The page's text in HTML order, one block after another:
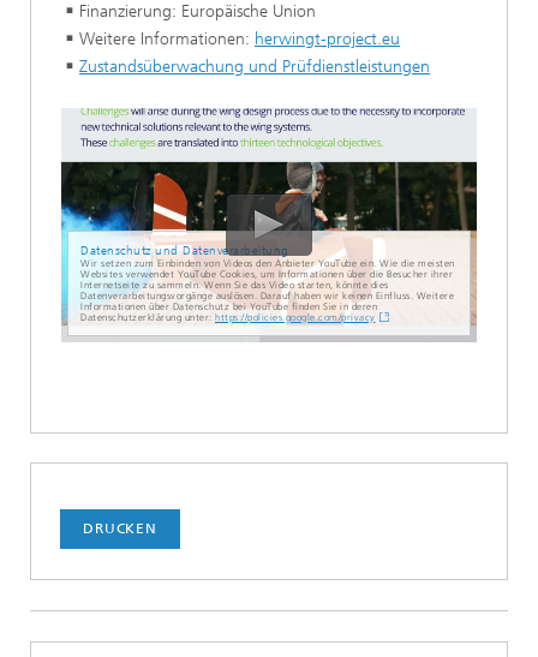
Finanzierung: Europäische Union
Weitere Informationen: herwingt-project.eu
Zustandsüberwachung und Prüfdienstleistungen
Datenschutz und Datenverarbeitung
Wir setzen zum Einbinden von Videos den Anbieter YouTube ein. Wie die meisten
Websites verwendet YouTube Cookies, um Informationen über die Besucher ihrer
Internetseite zu sammeln. Wenn Sie das Video starten, könnte dies
Datenverarbeitungsvorgänge auslösen. Darauf haben wir keinen Einfluss. Weitere
Informationen über Datenschutz bei YouTube finden Sie in deren
Datenschutzerklärung unter: https://policies.google.com/privacy
DRUCKEN